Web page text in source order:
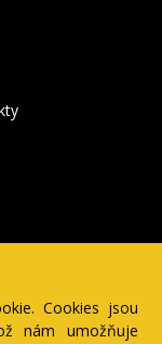
Cookies jsou
nám umožňuje